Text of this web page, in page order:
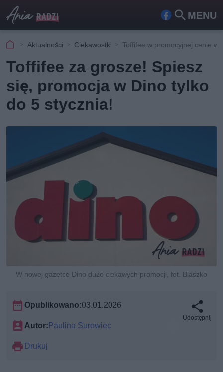
MENU
Fa
ook
Szu
kaj
Aktualności Ciekawostki Toffifee w promocyjnej cenie w
Toffifee za grosze! Spiesz
się, promocja w Dino tylko
do 5 stycznia!
W nowej gazetce Dino dużo ciekawych promocji, fot. Blaszko
Opublikowano:03.01.2026
Autor:Paulina Surowiec
Drukuj
Udostępnij